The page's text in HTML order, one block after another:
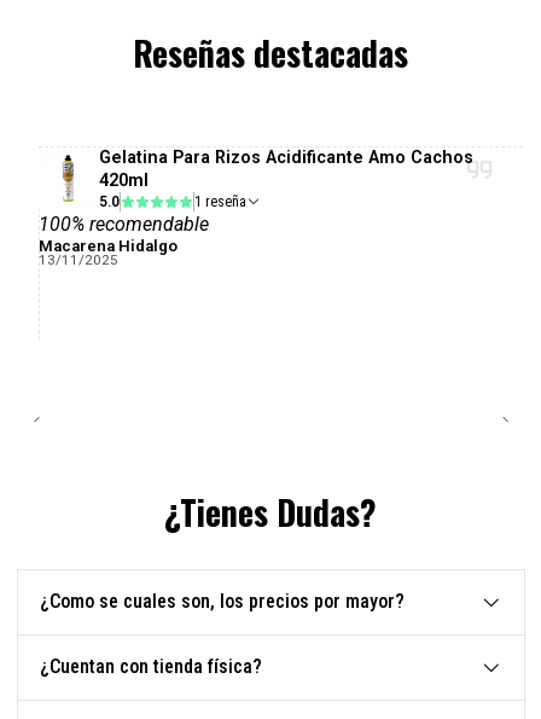
Reseñas destacadas
Gelatina Para Rizos Acidificante Amo Cachos
420ml
5.0 1 reseña
100% recomendable
Macarena Hidalgo
13/11/2025
¿Tienes Dudas?
¿Como se cuales son, los precios por mayor?
¿Cuentan con tienda física?